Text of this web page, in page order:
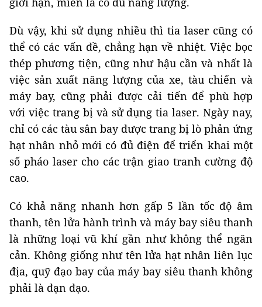
Dù vậy, khi sử dụng nhiều thì tia laser cũng có
thể có các vấn đề, chẳng hạn về nhiệt. Việc bọc
thép phương tiện, cũng như hậu cần và nhất là
việc sản xuất năng lượng của xe, tàu chiến và
máy bay, cũng phải được cải tiến để phù hợp
với việc trang bị và sử dụng tia laser. Ngày nay,
chỉ có các tàu sân bay được trang bị lò phản ứng
hạt nhân nhỏ mới có đủ điện để triển khai một
số pháo laser cho các trận giao tranh cường độ
cao.
Có khả năng nhanh hơn gấp 5 lần tốc độ âm
thanh, tên lửa hành trình và máy bay siêu thanh
là những loại vũ khí gần như không thể ngăn
cản. Không giống như tên lửa hạt nhân liên lục
địa, quỹ đạo bay của máy bay siêu thanh không
phải là đạn đạo.